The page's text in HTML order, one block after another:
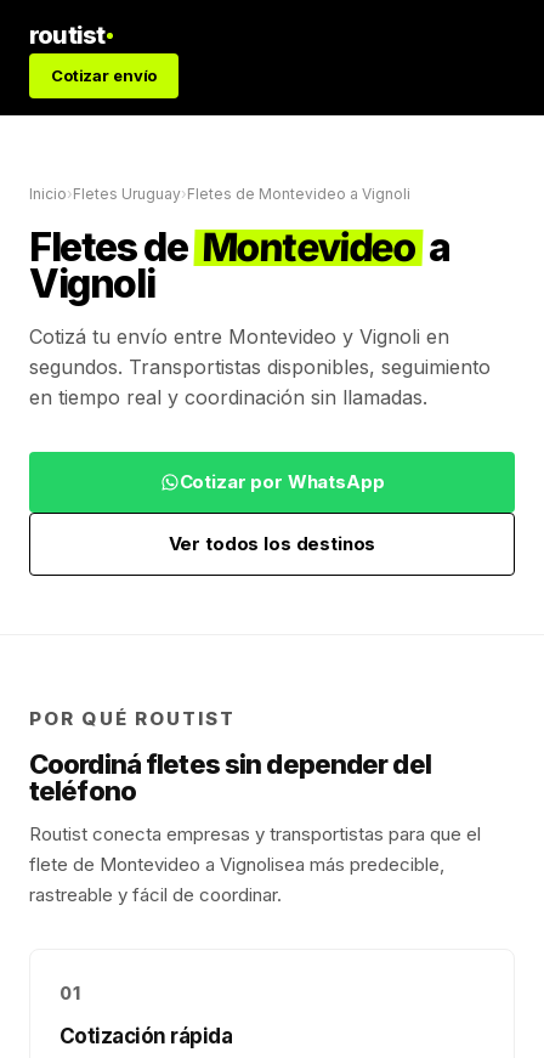
routist
Cotizar envío
Inicio›Fletes Uruguay›Fletes de Montevideo a Vignoli
Fletes de Montevideo a
Vignoli
Cotizá tu envío entre Montevideo y Vignoli en
segundos. Transportistas disponibles, seguimiento
en tiempo real y coordinación sin llamadas.
Cotizar por WhatsApp
Ver todos los destinos
POR QUÉ ROUTIST
Coordiná fletes sin depender del
teléfono
Routist conecta empresas y transportistas para que el
flete de Montevideo a Vignolisea más predecible,
rastreable y fácil de coordinar.
01
Cotización rápida